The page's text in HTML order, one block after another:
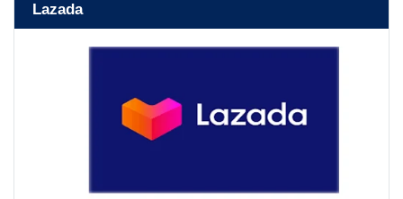
Lazada